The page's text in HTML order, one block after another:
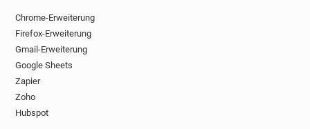
Chrome-Erweiterung
Firefox-Erweiterung
Gmail-Erweiterung
Google Sheets
Zapier
Zoho
Hubspot